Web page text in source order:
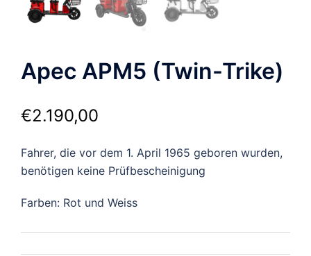
Apec APM5 (Twin-Trike)
€2.190,00
Fahrer, die vor dem 1. April 1965 geboren wurden,
benötigen keine Prüfbescheinigung
Farben: Rot und Weiss